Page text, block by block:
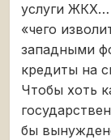
услуги ЖКХ…
«чего
западными
кредиты на
Чтобы хоть
бы